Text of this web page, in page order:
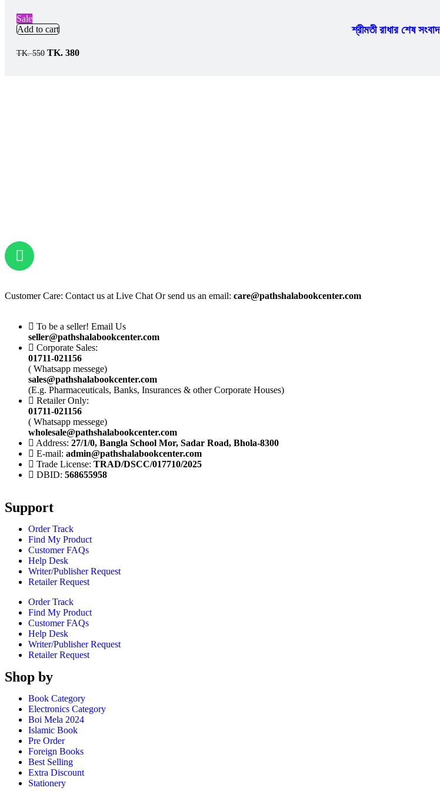
Sale
Add to cart
শ্রীমতী রাধার শেষ সংবাদ
TK.550 TK. 380
Customer Care: Contact us at Live Chat Or send us an email: care@pathshalabookcenter.com
To be a seller! Email Us
seller@pathshalabookcenter.com
Corporate Sales:
01711-021156
( Whatsapp messege)
sales@pathshalabookcenter.com
(E.g. Pharmaceuticals, Banks, Insurances & other Corporate Houses)
Retailer Only:
01711-021156
( Whatsapp messege)
wholesale@pathshalabookcenter.com
Address: 27/1/0, Bangla School Mor, Sadar Road, Bhola-8300
E-mail: admin@pathshalabookcenter.com
Trade License: TRAD/DSCC/017710/2025
DBID: 568655958
Support
Order Track
Find My Product
Customer FAQs
Help Desk
Writer/Publisher Request
Retailer Request
Order Track
Find My Product
Customer FAQs
Help Desk
Writer/Publisher Request
Retailer Request
Shop by
Book Category
Electronics Category
Boi Mela 2024
Islamic Book
Pre Order
Foreign Books
Best Selling
Extra Discount
Stationery